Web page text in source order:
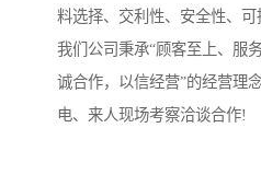
料选择、交利性、安全性、可
我们公司秉承“顾客至上、服
诚合作，以信经营”的经营理
电、来人现场考察洽谈合作!